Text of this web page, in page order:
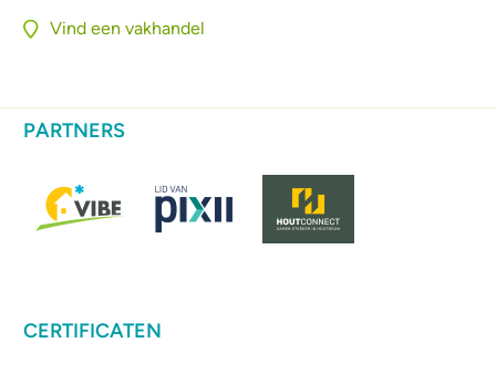
Vind een vakhandel
PARTNERS
CERTIFICATEN